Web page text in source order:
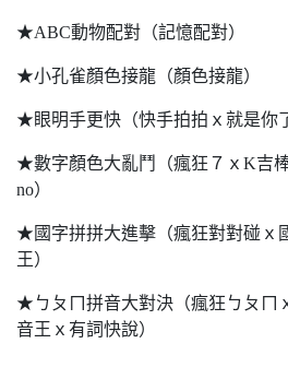
★ABC動物配對（記憶配對）
★小孔雀顏色接龍（顏色接龍）
★眼明手更快（快手拍拍ｘ就是你
★數字顏色大亂鬥（瘋狂７ｘK吉
no）
★國字拼拼大進擊（瘋狂對對碰ｘ
王）
★ㄅㄆㄇ拼音大對決（瘋狂ㄅㄆㄇ
音王ｘ有詞快說）